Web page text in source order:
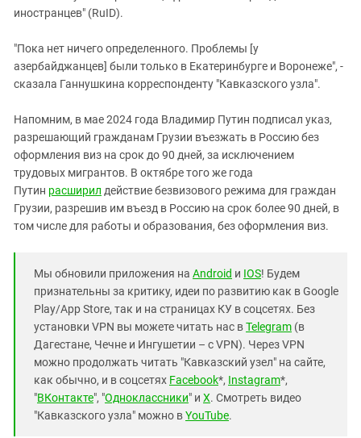
иностранцев" (RuID).
"Пока нет ничего определенного. Проблемы [у
азербайджанцев] были только в Екатеринбурге и Воронеже", -
сказала Ганнушкина корреспонденту "Кавказского узла".
Напомним, в мае 2024 года Владимир Путин подписал указ,
разрешающий гражданам Грузии въезжать в Россию без
оформления виз на срок до 90 дней, за исключением
трудовых мигрантов. В октябре того же года
Путин расширил действие безвизового режима для граждан
Грузии, разрешив им въезд в Россию на срок более 90 дней, в
том числе для работы и образования, без оформления виз.
Мы обновили приложения на Android и IOS! Будем
признательны за критику, идеи по развитию как в Google
Play/App Store, так и на страницах КУ в соцсетях. Без
установки VPN вы можете читать нас вTelegram (в
Дагестане, Чечне и Ингушетии – с VPN). Через VPN
можно продолжать читать "Кавказский узел" на сайте,
как обычно, и в соцсетях Facebook*, Instagram*,
"ВКонтакте", "Одноклассники" и X. Смотреть видео
"Кавказского узла" можно вYouTube.